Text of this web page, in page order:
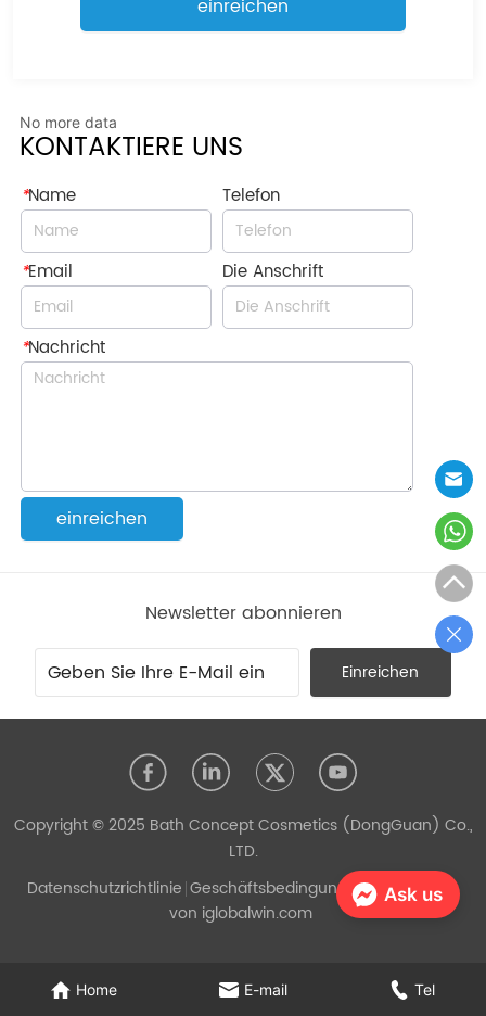
einreichen
No more data
KONTAKTIERE UNS
*Name Telefon
*Email Die Anschrift
*Nachricht
einreichen
Home E-mail Tel
Newsletter abonnieren
Einreichen
Copyright © 2025 Bath Concept Cosmetics (DongGuan) Co.,
LTD.
Datenschutzrichtlinie Geschäftsbedingungen Unterstützt
von iglobalwin.com
Ask us